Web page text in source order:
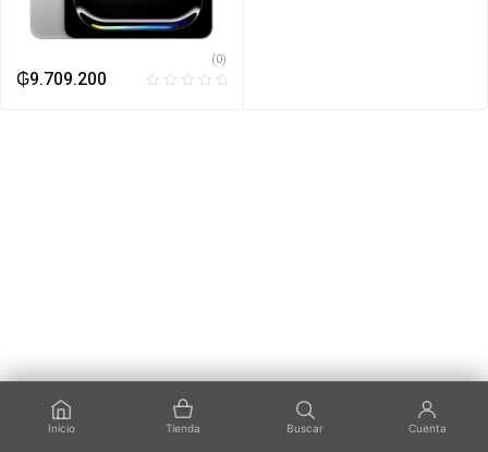
Inicio Tienda Buscar Cuenta
₲9.709.200
(0)